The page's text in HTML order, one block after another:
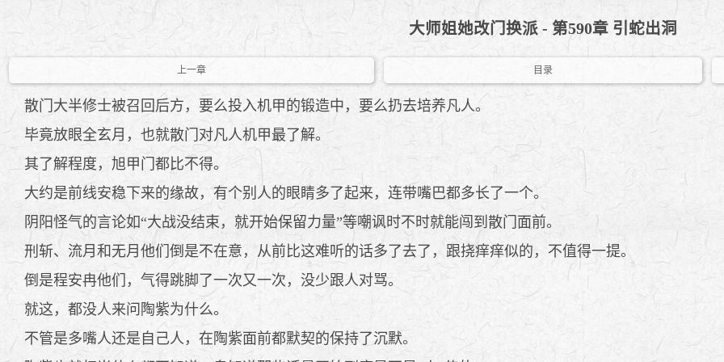
大师姐她改门换派 - 第590章 引蛇出洞
上一章 目录
散门大半修士被召回后方，要么投入机甲的锻造中，要么扔去培养凡人。
毕竟放眼全玄月，也就散门对凡人机甲最了解。
其了解程度，旭甲门都比不得。
大约是前线安稳下来的缘故，有个别人的眼睛多了起来，连带嘴巴都多长了一个。
阴阳怪气的言论如“大战没结束，就开始保留力量”等嘲讽时不时就能闯到散门面前。
刑斩、流月和无月他们倒是不在意，从前比这难听的话多了去了，跟挠痒痒似的，不值得一提。
倒是程安冉他们，气得跳脚了一次又一次，没少跟人对骂。
就这，都没人来问陶紫为什么。
不管是多嘴人还是自己人，在陶紫面前都默契的保持了沉默。